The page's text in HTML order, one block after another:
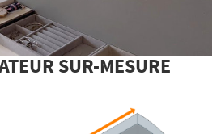
SUR-MESURE